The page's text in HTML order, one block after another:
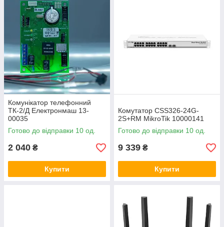
Комунікатор телефонний
ТК-2/Д Електронмаш 13-
00035
Готово до відправки 10 од.
2 040 ₴
Купити
Комутатор CSS326-24G-
2S+RM MikroTik 10000141
Готово до відправки 10 од.
9 339 ₴
Купити